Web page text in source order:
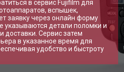
в сервис Fujifilm для
вспышек,
заявку через онлайн форму
указываются детали поломки и
доставки. Сервис затем
в указанное время для
удобство и быстроту